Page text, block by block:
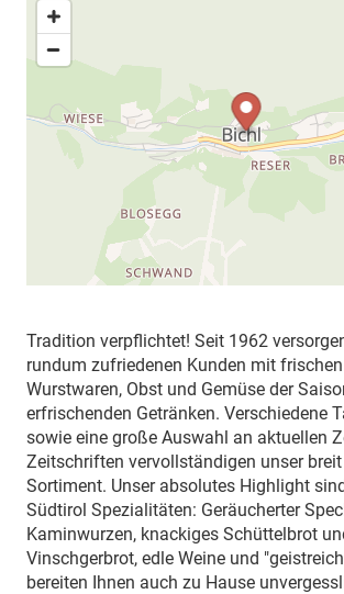
Tradition verpflichtet! Seit 1962
rundum zufriedenen Kunden mit
Wurstwaren, Obst und Gemüse der
erfrischenden Getränken. Verschiedene
sowie eine große Auswahl an aktuellen
Zeitschriften vervollständigen unser
Sortiment. Unser absolutes Highlight
Südtirol Spezialitäten: Geräucherter
Kaminwurzen, knackiges Schüttelbrot
Vinschgerbrot, edle Weine und
bereiten Ihnen auch zu Hause